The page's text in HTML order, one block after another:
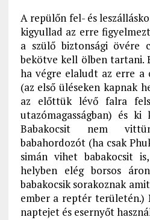
A repülőn fel- és
kigyullad az erre
a szülő biztonsági övére
bekötve kell ölben tartani.
ha végre elaludt az erre a
(az első üléseken kapnak
az előttük lévő falra
utazómagasságban) és
Babakocsit nem
babahordozót (ha csak
simán vihet babakocsit
helyben elég borsos
babakocsik sorakoznak
ember a reptér területén.)
naptejet és esernyőt